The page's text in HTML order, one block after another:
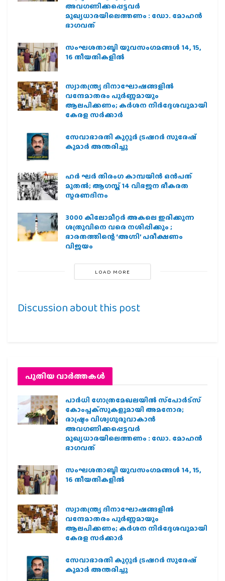
അവഗണിക്കപ്പെട്ടവര്‍
മുഖ്യധാരയിലെത്തണം : ഡോ. മോഹന്‍
ഭാഗവത്
സംഘശതാബ്ദി യുവസംഗമങ്ങള്‍ 14, 15,
16 തീയതികളില്‍
സ്വാതന്ത്ര്യ ദിനാഘോഷങ്ങളിൽ
വന്ദേമാതരം പൂർണ്ണമായും
ആലപിക്കണം; കർശന നിർദ്ദേശവുമായി
കേരള സർക്കാർ
സേവാഭാരതി കുറ്റൂർ ട്രഷറർ സുരേഷ്
കുമാർ അന്തരിച്ചു
ഹര്‍ ഘര്‍ തിരംഗ കാമ്പയിന്‍ ഒന്‍പത്
മുതല്‍; ആഗസ്ത് 14 വിഭജന ഭീകരത
സ്മരണദിനം
3000 കിലോമീറ്റർ അകലെ ഇരിക്കുന്ന
ശത്രുവിനെ വരെ നശിപ്പിക്കും ;
ഭാരതത്തിന്റെ ‘അഗ്നി’ പരീക്ഷണം
വിജയം
LOAD MORE
Discussion about this post
പുതിയ വാര്‍ത്തകള്‍
പാര്‍ധി ഗോത്രമേഖലയില്‍ സ്‌പോര്‍ട്‌സ്
കോംപ്ലക്‌സുകളുമായി അമനോര;
രാഷ്ട്രം വിശ്വഗുരുവാകാന്‍
അവഗണിക്കപ്പെട്ടവര്‍
മുഖ്യധാരയിലെത്തണം : ഡോ. മോഹന്‍
ഭാഗവത്
സംഘശതാബ്ദി യുവസംഗമങ്ങള്‍ 14, 15,
16 തീയതികളില്‍
സ്വാതന്ത്ര്യ ദിനാഘോഷങ്ങളിൽ
വന്ദേമാതരം പൂർണ്ണമായും
ആലപിക്കണം; കർശന നിർദ്ദേശവുമായി
കേരള സർക്കാർ
സേവാഭാരതി കുറ്റൂർ ട്രഷറർ സുരേഷ്
കുമാർ അന്തരിച്ചു